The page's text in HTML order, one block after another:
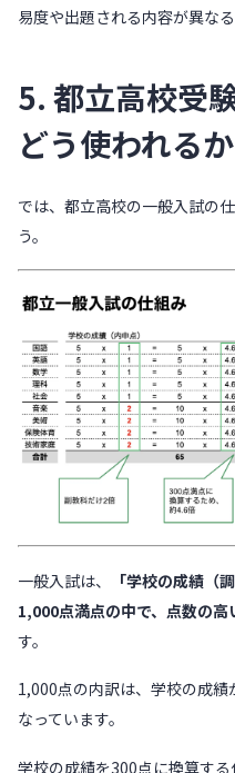
易度や出題される内容が異な
5. 都立高校受
どう使われるか
では、都立高校の一般入試の
う。
一般入試は、
「学校の成績（
1,000点満点の中で、点数の
す。
1,000点の内訳は、学校の成
なっています。
学校の成績を300点に換算す